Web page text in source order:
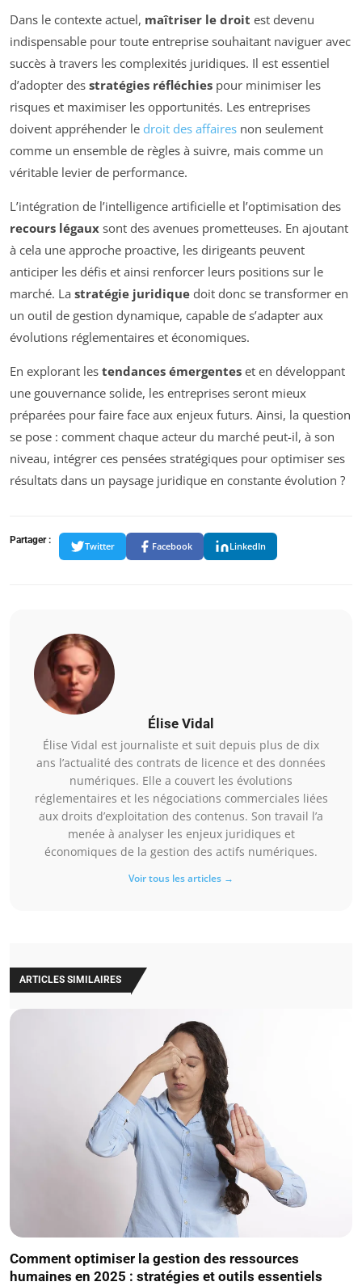
Dans le contexte actuel, maîtriser le droit est devenu
indispensable pour toute entreprise souhaitant naviguer avec
succès à travers les complexités juridiques. Il est essentiel
d’adopter des stratégies réfléchies pour minimiser les
risques et maximiser les opportunités. Les entreprises
doivent appréhender le droit des affaires non seulement
comme un ensemble de règles à suivre, mais comme un
véritable levier de performance.
L’intégration de l’intelligence artificielle et l’optimisation des
recours légaux sont des avenues prometteuses. En ajoutant
à cela une approche proactive, les dirigeants peuvent
anticiper les défis et ainsi renforcer leurs positions sur le
marché. La stratégie juridique doit donc se transformer en
un outil de gestion dynamique, capable de s’adapter aux
évolutions réglementaires et économiques.
En explorant les tendances émergentes et en développant
une gouvernance solide, les entreprises seront mieux
préparées pour faire face aux enjeux futurs. Ainsi, la question
se pose : comment chaque acteur du marché peut-il, à son
niveau, intégrer ces pensées stratégiques pour optimiser ses
résultats dans un paysage juridique en constante évolution ?
Partager :
Twitter Facebook LinkedIn
Élise Vidal
Élise Vidal est journaliste et suit depuis plus de dix
ans l’actualité des contrats de licence et des données
numériques. Elle a couvert les évolutions
réglementaires et les négociations commerciales liées
aux droits d’exploitation des contenus. Son travail l’a
menée à analyser les enjeux juridiques et
économiques de la gestion des actifs numériques.
Voir tous les articles →
ARTICLES SIMILAIRES
Comment optimiser la gestion des ressources
humaines en 2025 : stratégies et outils essentiels